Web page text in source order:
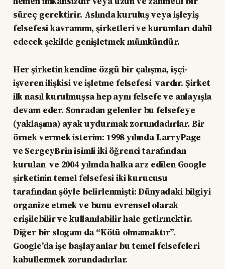
süreç gerektirir. Aslında kuruluş veya işleyiş
felsefesi kavramını, şirketleri ve kurumları dahil
edecek şekilde genişletmek mümkündür.
Her şirketin kendine özgü bir çalışma, işçi-
işveren ilişkisi ve işletme felsefesi vardır. Şirket
ilk nasıl kurulmuşsa hep aynı felsefe ve anlayışla
devam eder. Sonradan gelenler bu felsefeye
(yaklaşıma) ayak uydurmak zorundadırlar. Bir
örnek vermek isterim: 1998 yılında LarryPage
ve SergeyBrin isimli iki öğrenci tarafından
kurulan ve 2004 yılında halka arz edilen Google
şirketinin temel felsefesi iki kurucusu
tarafından şöyle belirlenmişti: Dünyadaki bilgiyi
organize etmek ve bunu evrensel olarak
erişilebilir ve kullanılabilir hale getirmektir.
Diğer bir sloganı da “Kötü olmamaktır”.
Google’da işe başlayanlar bu temel felsefeleri
kabullenmek zorundadırlar.